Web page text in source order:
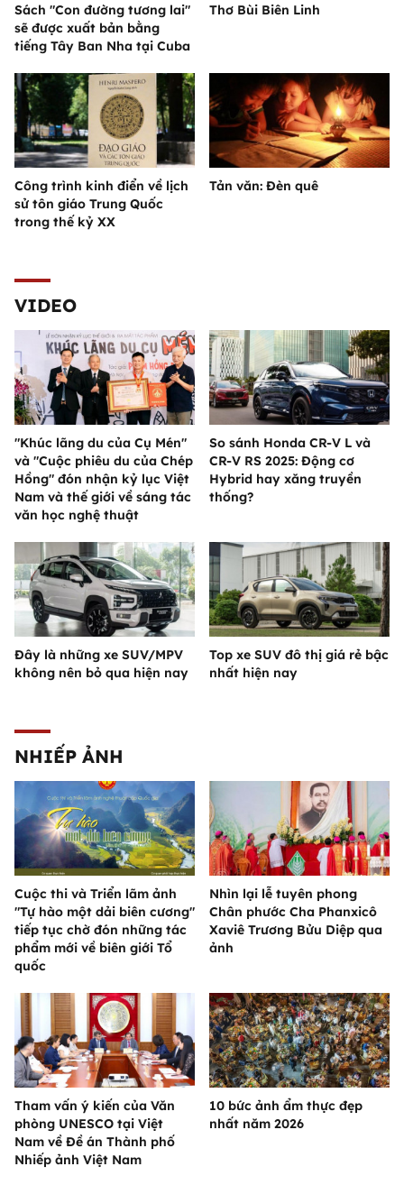
Sách "Con đường tương lai"
sẽ được xuất bản bằng
tiếng Tây Ban Nha tại Cuba
Thơ Bùi Biên Linh
Công trình kinh điển về lịch
sử tôn giáo Trung Quốc
trong thế kỷ XX
Tản văn: Đèn quê
VIDEO
"Khúc lãng du của Cụ Mén"
và "Cuộc phiêu du của Chép
Hồng" đón nhận kỷ lục Việt
Nam và thế giới về sáng tác
văn học nghệ thuật
So sánh Honda CR-V L và
CR-V RS 2025: Động cơ
Hybrid hay xăng truyền
thống?
Đây là những xe SUV/MPV
không nên bỏ qua hiện nay
Top xe SUV đô thị giá rẻ bậc
nhất hiện nay
NHIẾP ẢNH
Cuộc thi và Triển lãm ảnh
"Tự hào một dải biên cương"
tiếp tục chờ đón những tác
phẩm mới về biên giới Tổ
quốc
Nhìn lại lễ tuyên phong
Chân phước Cha Phanxicô
Xaviê Trương Bửu Diệp qua
ảnh
Tham vấn ý kiến của Văn
phòng UNESCO tại Việt
Nam về Đề án Thành phố
Nhiếp ảnh Việt Nam
10 bức ảnh ẩm thực đẹp
nhất năm 2026